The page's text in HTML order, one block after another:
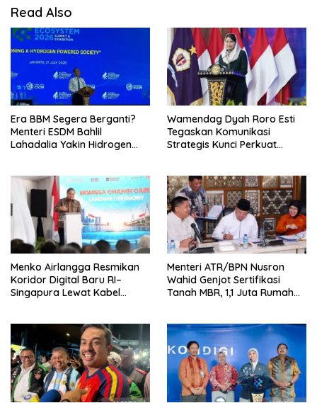
Read Also
Era BBM Segera Berganti?
Menteri ESDM Bahlil
Lahadalia Yakin Hidrogen
Wamendag Dyah Roro Esti
Tegaskan Komunikasi
Strategis Kunci Perkuat
Menko Airlangga Resmikan
Koridor Digital Baru RI–
Singapura Lewat Kabel
Menteri ATR/BPN Nusron
Wahid Genjot Sertifikasi
Tanah MBR, 1,1 Juta Rumah